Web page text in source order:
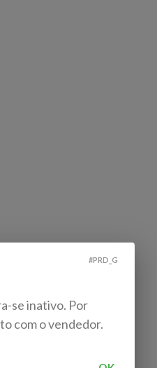
#PRD_G
se inativo. Por
com o vendedor.